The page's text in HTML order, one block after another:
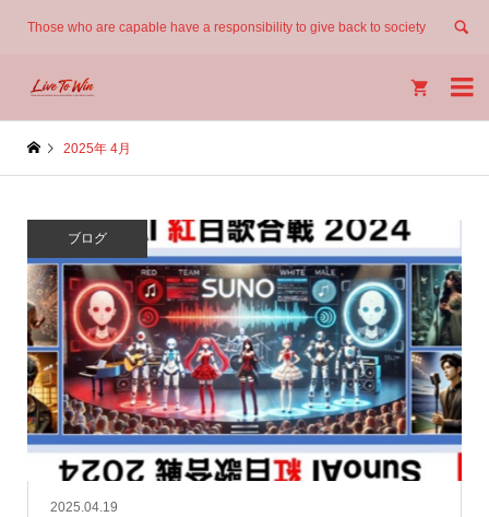
Those who are capable have a responsibility to give back to society


2025年 4月
2025.04.19
ブログ